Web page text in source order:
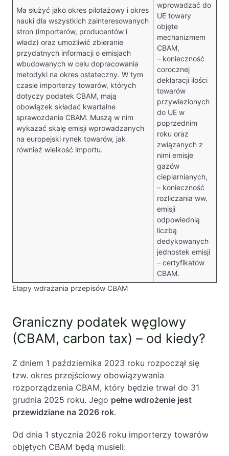
Ma służyć jako okres pilotażowy i okres
nauki dla wszystkich zainteresowanych
stron (importerów, producentów i
władz) oraz umożliwić zbieranie
przydatnych informacji o emisjach
wbudowanych w celu dopracowania
metodyki na okres ostateczny. W tym
czasie importerzy towarów, których
dotyczy podatek CBAM, mają
obowiązek składać kwartalne
sprawozdanie CBAM. Muszą w nim
wykazać skalę emisji wprowadzanych
na europejski rynek towarów, jak
również wielkość importu.
wprowadzać do
UE towary
objęte
mechanizmem
CBAM,
– konieczność
corocznej
deklaracji ilości
towarów
przywiezionych
do UE w
poprzednim
roku oraz
związanych z
nimi emisje
gazów
cieplarnianych,
– konieczność
rozliczania ww.
emisji
odpowiednią
liczbą
dedykowanych
jednostek emisji
– certyfikatów
CBAM.
Etapy wdrażania przepisów CBAM
Graniczny podatek węglowy
(CBAM, carbon tax) – od kiedy?
Z dniem 1 października 2023 roku rozpoczął się
tzw. okres przejściowy obowiązywania
rozporządzenia CBAM, który będzie trwał do 31
grudnia 2025 roku. Jego pełne wdrożenie jest
przewidziane na 2026 rok.
Od dnia 1 stycznia 2026 roku importerzy towarów
objętych CBAM będą musieli: